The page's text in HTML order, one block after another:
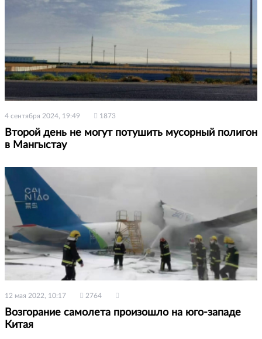
4 сентября 2024, 19:49 1873
Второй день не могут потушить мусорный полигон
в Мангыстау
12 мая 2022, 10:17 2764
Возгорание самолета произошло на юго-западе
Китая